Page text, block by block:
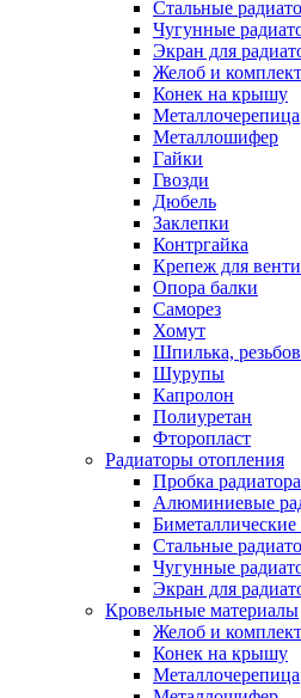
Стальные
Чугунные
Экран для
Желоб и
Конек на крышу
Металлочерепица
Металлошифер
Гайки
Гвозди
Дюбель
Заклепки
Контргайка
Крепеж для
Опора балки
Саморез
Хомут
Шпилька,
Шурупы
Капролон
Полиуретан
Фторопласт
Радиаторы отопления
Пробка радиатора
Алюминиевые
Стальные
Чугунные
Экран для
Кровельные материалы
Желоб и
Конек на крышу
Металлочерепица